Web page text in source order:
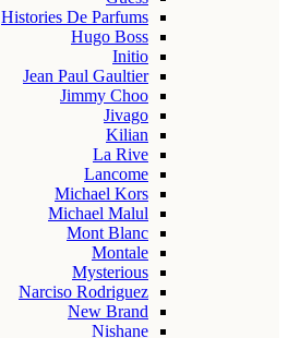
Histories De Parfums
Hugo Boss
Initio
Jean Paul Gaultier
Jimmy Choo
Jivago
Kilian
La Rive
Lancome
Michael Kors
Michael Malul
Mont Blanc
Montale
Mysterious
Narciso Rodriguez
New Brand
Nishane